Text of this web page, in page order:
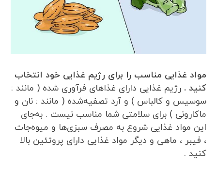
مواد غذایی مناسب را برای رژیم غذایی خود انتخاب
کنید . رژیم غذایی دارای غذاهای فرآوری شده ( مانند :
سوسیس و کالباس ) و آرد تصفیه‌شده ( مانند : نان و
ماکارونی ) برای سلامتی شما مناسب نیست . به‌جای
این مواد غذایی شروع به مصرف سبزی‌ها و میوه‌جات
، فیبر ، ماهی و دیگر مواد غذایی دارای پروتئین بالا
کنید .